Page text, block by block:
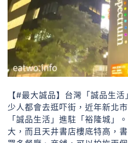
【#最大誠品】台灣「誠品生
少人都會去逛吓街，近年新北
「誠品生活」進駐「裕隆城」
大，而且天井書店樓底特高，